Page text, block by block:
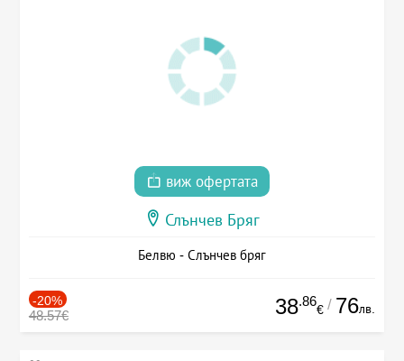
виж офертата
Слънчев Бряг
Белвю - Слънчев бряг
-20%
48.57€ 38.86
€ / 76лв.